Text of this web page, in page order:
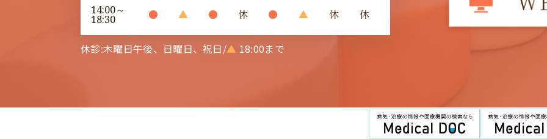
14:00～
18:30 ● ▲ ● 休 ● ▲ 休 休
休診:木曜日午後、日曜日、祝日/▲ 18:00まで